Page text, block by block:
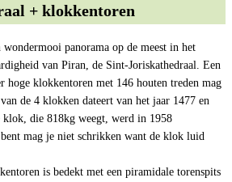
+ klokkentoren
panorama op de meest in het
van Piran, de Sint-Joriskathedraal. Een
hoge klokkentoren met 146 houten treden mag
de 4 klokken dateert van het jaar 1477 en
klok, die 818kg weegt, werd in 1958
mag je niet schrikken want de klok luid
is bedekt met een piramidale torenspits